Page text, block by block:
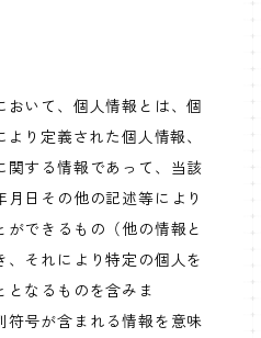
いて、個人情報とは、個
り定義された個人情報、
する情報であって、当該
日その他の記述等により
できるもの（他の情報と
それにより特定の個人を
となるものを含みま
号が含まれる情報を意味